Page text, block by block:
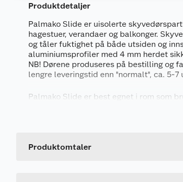
Produktdetaljer
Palmako Slide er uisolerte
hagestuer, verandaer og balkonger.
og tåler fuktighet på både utsiden og
aluminiumsprofiler med 4 mm herdet
NB! Dørene produseres på bestilling og
lengre leveringstid enn "normalt", ca. 5-7
Palmako Slide er best egnet i rom som
SPESIFIKASJONER:
Produktomtaler
Leverandørens artikkelnummer